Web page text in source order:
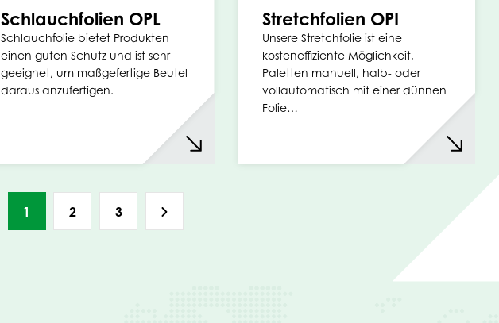
Schlauchfolien OPL
Schlauchfolie bietet Produkten
einen guten Schutz und ist sehr
geeignet, um maßgefertige Beutel
daraus anzufertigen.
Stretchfolien OPI
Unsere Stretchfolie ist eine
kosteneffiziente Möglichkeit,
Paletten manuell, halb- oder
vollautomatisch mit einer dünnen
Folie…
1 2 3